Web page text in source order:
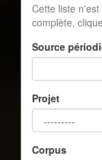
Cette liste
complète,
Source
Projet
Corpus